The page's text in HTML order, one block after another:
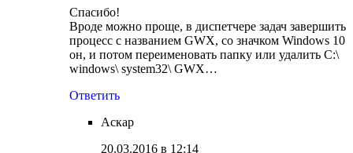
Спасибо!
Вроде можно проще, в диспетчере задач завершить
процесс с названием GWX, со значком Windows 10
он, и потом переименовать папку или удалить С:\
windows\ system32\ GWX…
Ответить
Аскар
20.03.2016 в 12:14